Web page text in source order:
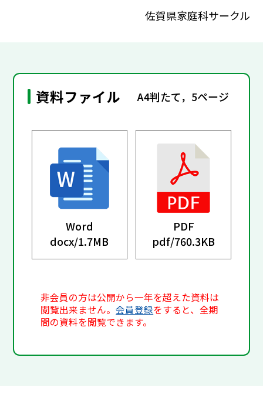
佐賀県家庭科サークル
資料ファイル A4判たて，5ページ
Word
docx/1.7MB
PDF
pdf/760.3KB
非会員の方は公開から一年を超えた資料は
閲覧出来ません。会員登録をすると、全期
間の資料を閲覧できます。